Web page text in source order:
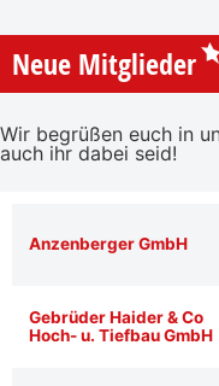
Neue Mitglieder
Wir begrüßen euch in
auch ihr dabei seid!
Anzenberger GmbH
Gebrüder Haider & Co
Hoch- u. Tiefbau GmbH